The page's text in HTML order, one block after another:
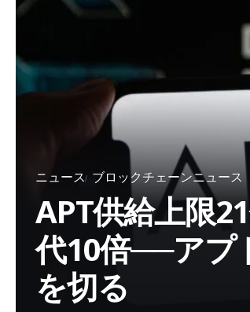
ニュース ブロックチェーンニュース
APT供給上限
代10倍──アプ
を切る